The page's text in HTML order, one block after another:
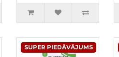
SUPER PIEDĀVĀJUMS